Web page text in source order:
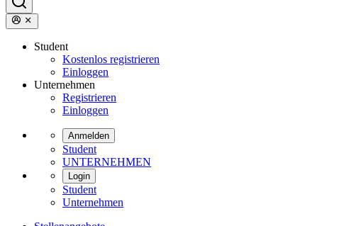
Student
Kostenlos registrieren
Einloggen
Unternehmen
Registrieren
Einloggen
Anmelden
Student
UNTERNEHMEN
Login
Student
Unternehmen